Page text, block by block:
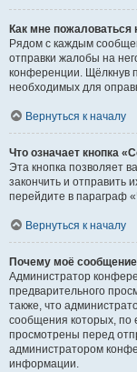
Как мне
Рядом с каждым
отправки жалобы на
конференции. Щёлкнув
необходимых для
Вернуться к началу
Что означает кнопка
Эта кнопка позволяет
закончить и отправить
перейдите в параграф
Вернуться к началу
Почему моё
Администратор
предварительного
также, что
сообщения которых, по
просмотрены перед
администратором
информации.